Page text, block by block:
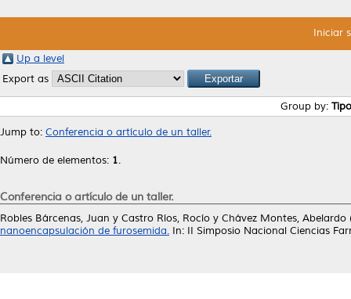
Iniciar
Up a level
Export as
Group by:
Jump to: Conferencia o artículo de un taller.
Número de elementos: 1.
Conferencia o artículo de un taller.
Robles Bárcenas, Juan y Castro Ríos, Rocío y Chávez Montes, Abelardo
nanoencapsulación de furosemida. In: II Simposio Nacional Ciencias